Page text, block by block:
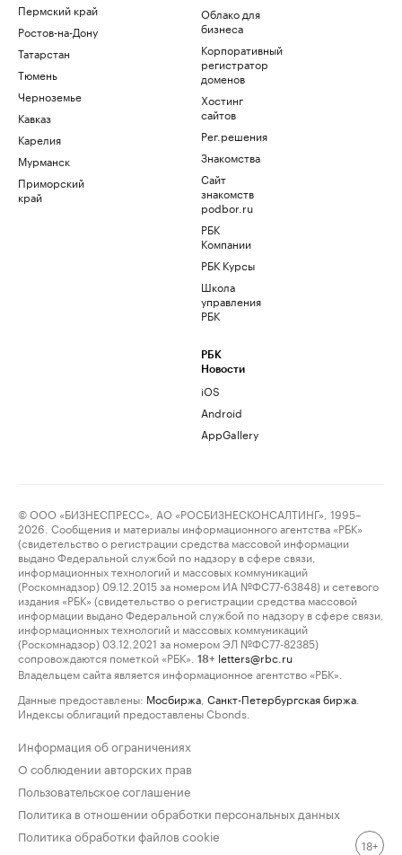
Пермский край
Ростов-на-Дону
Татарстан
Тюмень
Черноземье
Кавказ
Карелия
Мурманск
Приморский
край
Облако для
бизнеса
Корпоративный
регистратор
доменов
Хостинг
сайтов
Рег.решения
Знакомства
Сайт
знакомств
podbor.ru
РБК
Компании
РБК Курсы
Школа
управления
РБК
РБК
Новости
iOS
Android
AppGallery
© ООО «БИЗНЕСПРЕСС», АО «РОСБИЗНЕСКОНСАЛТИНГ», 1995–
2026. Сообщения и материалы информационного агентства «РБК»
(свидетельство о регистрации средства массовой информации
выдано Федеральной службой по надзору в сфере связи,
информационных технологий и массовых коммуникаций
(Роскомнадзор) 09.12.2015 за номером ИА №ФС77-63848) и сетевого
издания «РБК» (свидетельство о регистрации средства массовой
информации выдано Федеральной службой по надзору в сфере связи,
информационных технологий и массовых коммуникаций
(Роскомнадзор) 03.12.2021 за номером ЭЛ №ФС77-82385)
сопровождаются пометкой «РБК».
18+ letters@rbc.ru
Владельцем сайта является информационное агентство «РБК».
Данные предоставлены: Мосбиржа Санкт-Петербургская биржа
Индексы облигаций предоставлены Cbonds.
Информация об ограничениях
О соблюдении авторских прав
Пользовательское соглашение
Политика в отношении обработки персональных данных
Политика обработки файлов cookie
18+